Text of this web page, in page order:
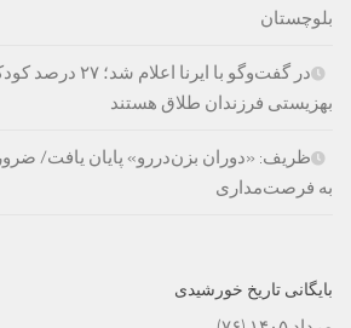
بلوچستان
در گفت‌وگو با
بهزیستی فرزندان طلاق هستند
ظریف: «دوران بزن‌دررو» پایان یافت/
به فرصت‌مداری
بایگانی تاریخ خورشیدی